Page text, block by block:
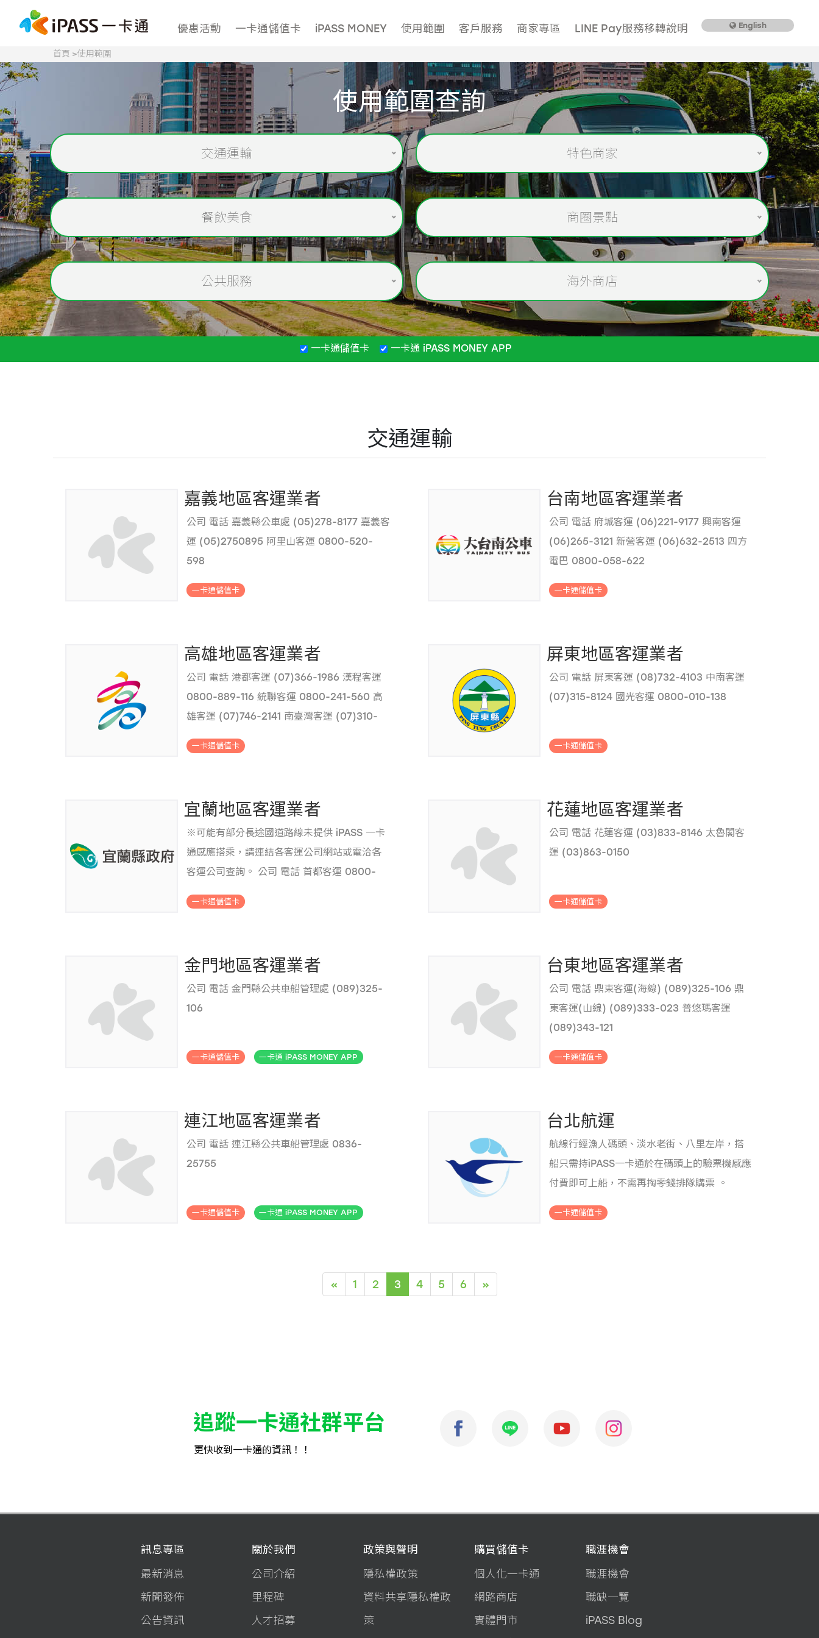
優惠活動 一卡通儲值卡 iPASS MONEY 使用範圍 客戶服務 商家專區 LINE Pay服務移轉說明 English
首頁 >使用範圍
使用範圍查詢
交通運輸 特色商家
餐飲美食 商圈景點
公共服務 海外商店
一卡通儲值卡 一卡通 iPASS MONEY APP
交通運輸
嘉義地區客運業者
公司 電話 嘉義縣公車處 (05)278-8177 嘉義客
運 (05)2750895 阿里山客運 0800-520-
598
一卡通儲值卡
台南地區客運業者
公司 電話 府城客運 (06)221-9177 興南客運
(06)265-3121 新營客運 (06)632-2513 四方
電巴 0800-058-622
一卡通儲值卡
高雄地區客運業者
公司 電話 港都客運 (07)366-1986 漢程客運
0800-889-116 統聯客運 0800-241-560 高
雄客運 (07)746-2141 南臺灣客運 (07)310-
1111 東南客運 (07)753-6569 義大客運 0800-
352-520
一卡通儲值卡
屏東地區客運業者
公司 電話 屏東客運 (08)732-4103 中南客運
(07)315-8124 國光客運 0800-010-138
一卡通儲值卡
宜蘭地區客運業者
※可能有部分長途國道路線未提供 iPASS 一卡
通感應搭乘，請連結各客運公司網站或電洽各
客運公司查詢。 公司 電話 首都客運 0800-
運 0800-010-138 葛瑪蘭客運 0800-220-
一卡通儲值卡
花蓮地區客運業者
公司 電話 花蓮客運 (03)833-8146 太魯閣客
運 (03)863-0150
一卡通儲值卡
金門地區客運業者
公司 電話 金門縣公共車船管理處 (089)325-
106
一卡通儲值卡 一卡通 iPASS MONEY APP
台東地區客運業者
公司 電話 鼎東客運(海線) (089)325-106 鼎
東客運(山線) (089)333-023 普悠瑪客運
(089)343-121
一卡通儲值卡
連江地區客運業者
公司 電話 連江縣公共車船管理處 0836-
25755
一卡通儲值卡 一卡通 iPASS MONEY APP
台北航運
航線行經漁人碼頭、淡水老街、八里左岸，搭
船只需持iPASS一卡通於在碼頭上的驗票機感應
付費即可上船，不需再掏零錢排隊購票 。
一卡通儲值卡
« 1 2
3
(current)
4 5 6 »
追蹤一卡通社群平台
更快收到一卡通的資訊！！
訊息專區
最新消息
新聞發佈
公告資訊
關於我們
公司介紹
里程碑
人才招募
政策與聲明
隱私權政策
資料共享隱私權政
策
購買儲值卡
個人化一卡通
網路商店
實體門市
職涯機會
職涯機會
職缺一覽
iPASS Blog